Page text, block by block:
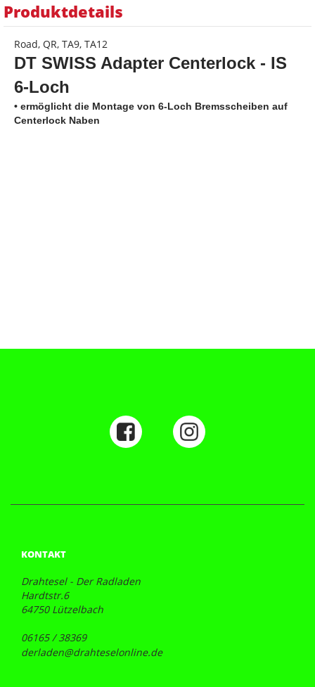
Produktdetails
Road, QR, TA9, TA12
DT SWISS Adapter Centerlock - IS
6-Loch
• ermöglicht die Montage von 6-Loch Bremsscheiben auf
Centerlock Naben
KONTAKT
Drahtesel - Der Radladen
Hardtstr.6
64750 Lützelbach
06165 / 38369
derladen@drahteselonline.de